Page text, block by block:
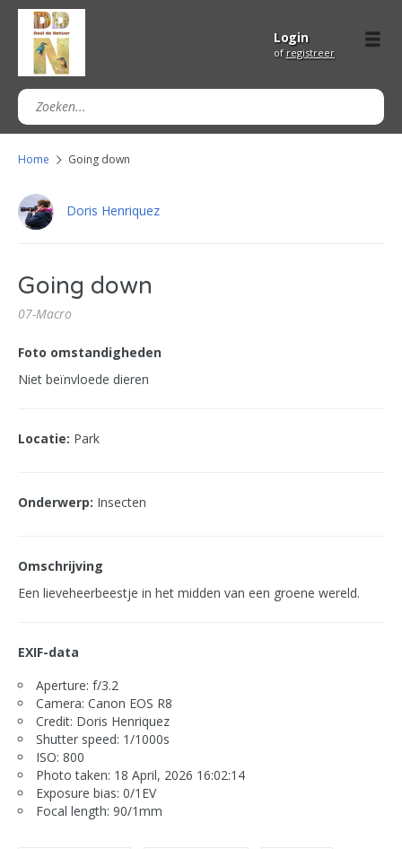
Login
of registreer
Home Going down
Doris Henriquez
Going down
07-Macro
Foto omstandigheden
Niet beïnvloede dieren
Locatie: Park
Onderwerp: Insecten
Omschrijving
Een lieveheerbeestje in het midden van een groene wereld.
EXIF-data
Aperture: f/3.2
Camera: Canon EOS R8
Credit: Doris Henriquez
Shutter speed: 1/1000s
ISO: 800
Photo taken: 18 April, 2026 16:02:14
Exposure bias: 0/1EV
Focal length: 90/1mm